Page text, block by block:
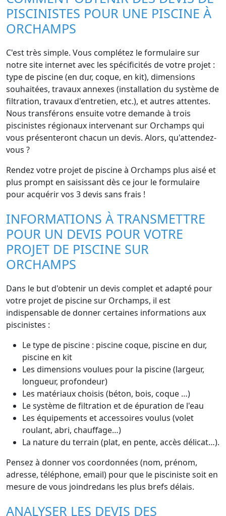
PISCINISTES POUR UNE PISCINE À
ORCHAMPS
C'est très simple. Vous complétez le formulaire sur
notre site internet avec les spécificités de votre projet :
type de piscine (en dur, coque, en kit), dimensions
souhaitées, travaux annexes (installation du système de
filtration, travaux d'entretien, etc.), et autres attentes.
Nous transférons ensuite votre demande à trois
piscinistes régionaux intervenant sur Orchamps qui
vous présenteront chacun un devis. Alors, qu'attendez-
vous ?
Rendez votre projet de piscine à Orchamps plus aisé et
plus prompt en saisissant dès ce jour le formulaire
pour acquérir vos 3 devis sans frais !
INFORMATIONS À TRANSMETTRE
POUR UN DEVIS POUR VOTRE
PROJET DE PISCINE SUR
ORCHAMPS
Dans le but d'obtenir un devis complet et adapté pour
votre projet de piscine sur Orchamps, il est
indispensable de donner certaines informations aux
piscinistes :
Le type de piscine : piscine coque, piscine en dur,
piscine en kit
Les dimensions voulues pour la piscine (largeur,
longueur, profondeur)
Les matériaux choisis (béton, bois, coque …)
Le système de filtration et de épuration de l'eau
Les équipements et accessoires voulus (volet
roulant, abri, chauffage…)
La nature du terrain (plat, en pente, accès délicat…).
Pensez à donner vos coordonnées (nom, prénom,
adresse, téléphone, email) pour que le pisciniste soit en
mesure de vous joindredans les plus brefs délais.
ANALYSER LES DEVIS DES